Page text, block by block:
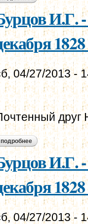
И.Г.
1828
04/27/2013 -
друг
подробнее о бурцов и.г. -
И.Г.
1828
04/27/2013 -